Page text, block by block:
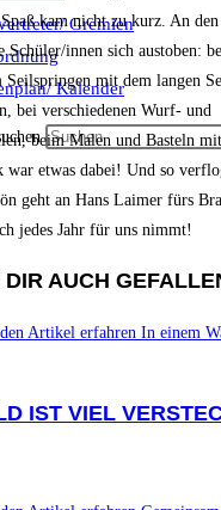
Gremien
Kalender
kam nicht zu kurz. An den
Schüler/innen sich austoben:
Seilspringen mit dem langen
bei verschiedenen Wurf- und
beim Malen und Basteln
war etwas dabei! Und so
geht an Hans Laimer fürs
jedes Jahr für uns nimmt!
AUCH
IST VIEL